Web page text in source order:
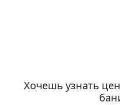
Хочешь узнать